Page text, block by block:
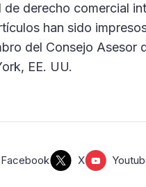
derecho comercial
han sido
del Consejo
EE. UU.
Facebook X